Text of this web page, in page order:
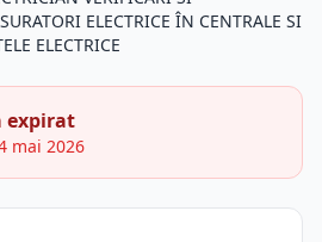
ELECTRICE ÎN CENTRALE SI
ELECTRICE
expirat
mai 2026